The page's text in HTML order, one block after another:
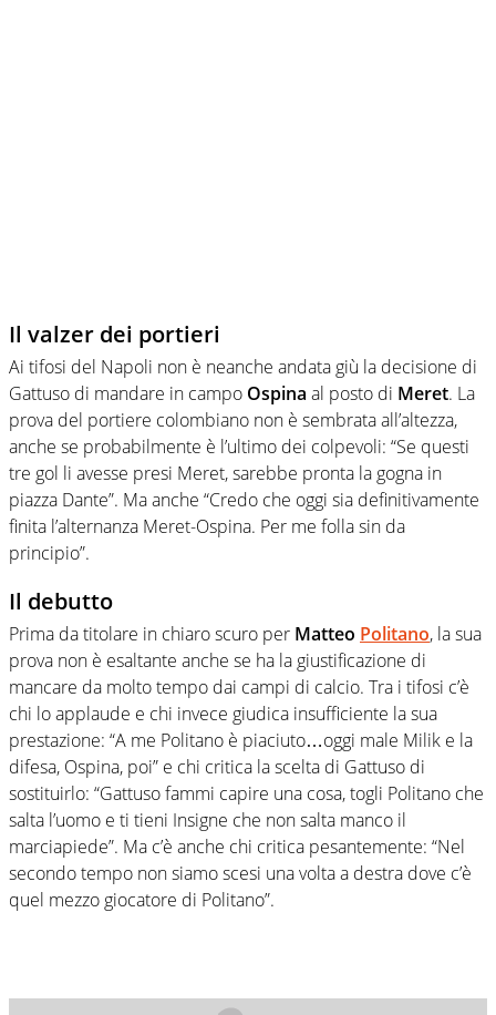
Il valzer dei portieri
Ai tifosi del Napoli non è neanche andata giù la decisione di
Gattuso di mandare in campo Ospina al posto di Meret. La
prova del portiere colombiano non è sembrata all’altezza,
anche se probabilmente è l’ultimo dei colpevoli: “Se questi
tre gol li avesse presi Meret, sarebbe pronta la gogna in
piazza Dante”. Ma anche “Credo che oggi sia definitivamente
finita l’alternanza Meret-Ospina. Per me folla sin da
principio”.
Il debutto
Prima da titolare in chiaro scuro per Matteo Politano, la sua
prova non è esaltante anche se ha la giustificazione di
mancare da molto tempo dai campi di calcio. Tra i tifosi c’è
chi lo applaude e chi invece giudica insufficiente la sua
prestazione: “A me Politano è piaciuto…oggi male Milik e la
difesa, Ospina, poi” e chi critica la scelta di Gattuso di
sostituirlo: “Gattuso fammi capire una cosa, togli Politano che
salta l’uomo e ti tieni Insigne che non salta manco il
marciapiede”. Ma c’è anche chi critica pesantemente: “Nel
secondo tempo non siamo scesi una volta a destra dove c’è
quel mezzo giocatore di Politano”.